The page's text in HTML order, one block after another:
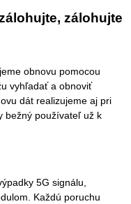
zálohujte
obnovu pomocou
vyhľadať a obnoviť
dát realizujeme aj pri
bežný používateľ už k
5G signálu,
Každú poruchu